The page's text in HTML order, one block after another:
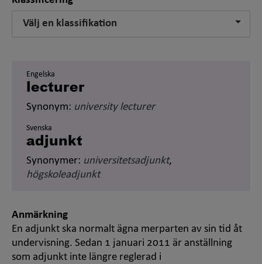
Välj en klassifikation
Engelska
lecturer
Synonym: university lecturer
Svenska
adjunkt
Synonymer: universitetsadjunkt,
högskoleadjunkt
Anmärkning
En adjunkt ska normalt ägna merparten av sin tid åt
undervisning. Sedan 1 januari 2011 är anställning
som adjunkt inte längre reglerad i